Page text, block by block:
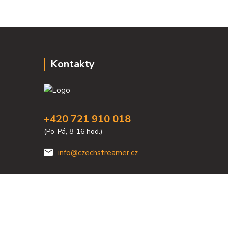
Kontakty
+420 721 910 018
(Po-Pá, 8-16 hod.)
info@czechstreamer.cz